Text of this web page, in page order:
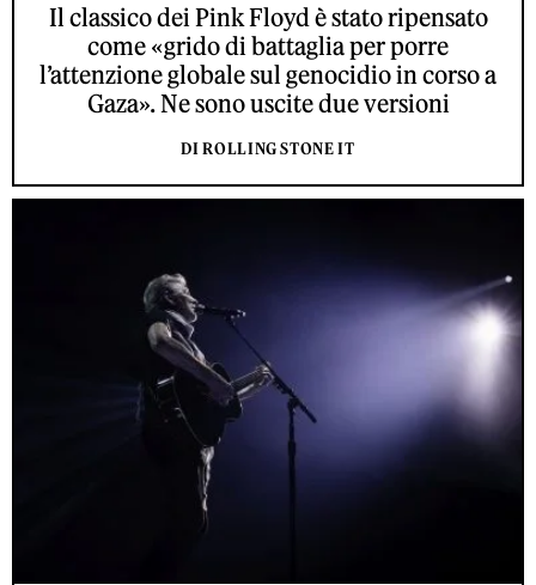
Il classico dei Pink Floyd è stato ripensato
come «grido di battaglia per porre
l’attenzione globale sul genocidio in corso a
Gaza». Ne sono uscite due versioni
DI ROLLING STONE IT